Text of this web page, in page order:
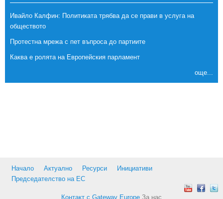
Ивайло Калфин: Политиката трябва да се прави в услуга на
обществото
Протестна мрежа с пет въпроса до партиите
Каква е ролята на Европейския парламент
още...
Начало Актуално Ресурси
Инициативи
Председателство на ЕС
Контакт с Gateway Europe За нас